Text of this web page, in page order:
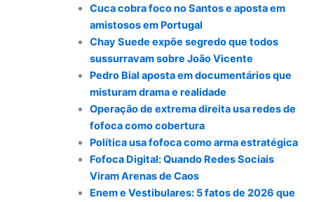
Cuca cobra foco no Santos e aposta em
amistosos em Portugal
Chay Suede expõe segredo que todos
sussurravam sobre João Vicente
Pedro Bial aposta em documentários que
misturam drama e realidade
Operação de extrema direita usa redes de
fofoca como cobertura
Política usa fofoca como arma estratégica
Fofoca Digital: Quando Redes Sociais
Viram Arenas de Caos
Enem e Vestibulares: 5 fatos de 2026 que